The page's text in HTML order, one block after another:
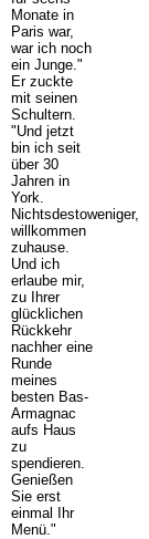
Monate in
Paris war,
war ich noch
ein Junge."
Er zuckte
mit seinen
Schultern.
"Und jetzt
bin ich seit
über 30
Jahren in
York.
Nichtsdestoweniger,
willkommen
zuhause.
Und ich
erlaube mir,
zu Ihrer
glücklichen
Rückkehr
nachher eine
Runde
meines
besten Bas-
Armagnac
aufs Haus
zu
spendieren.
Genießen
Sie erst
einmal Ihr
Menü."